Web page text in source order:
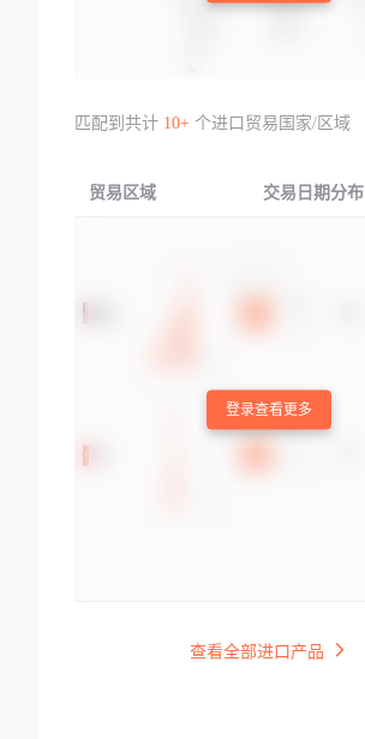
匹配到共计 10+个进口贸易国家/区域
贸易区域 交易日期分布
登录查看更多
查看全部进口产品